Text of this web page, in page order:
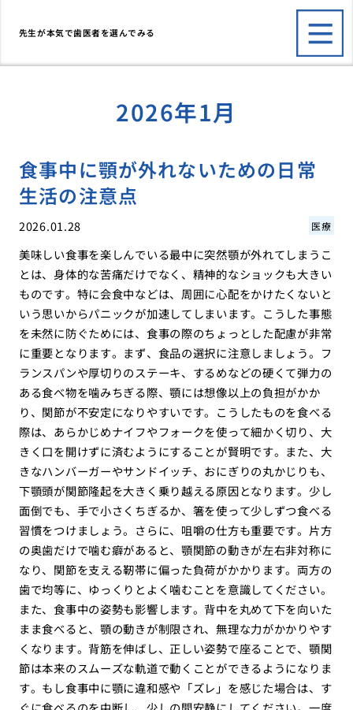
先生が本気で歯医者を選んでみる
2026年1月
食事中に顎が外れないための日常
生活の注意点
2026.01.28 医療
美味しい食事を楽しんでいる最中に突然顎が外れてしまうこ
とは、身体的な苦痛だけでなく、精神的なショックも大きい
ものです。特に会食中などは、周囲に心配をかけたくないと
いう思いからパニックが加速してしまいます。こうした事態
を未然に防ぐためには、食事の際のちょっとした配慮が非常
に重要となります。まず、食品の選択に注意しましょう。フ
ランスパンや厚切りのステーキ、するめなどの硬くて弾力の
ある食べ物を噛みちぎる際、顎には想像以上の負担がかか
り、関節が不安定になりやすいです。こうしたものを食べる
際は、あらかじめナイフやフォークを使って細かく切り、大
きく口を開けずに済むようにすることが賢明です。また、大
きなハンバーガーやサンドイッチ、おにぎりの丸かじりも、
下顎頭が関節隆起を大きく乗り越える原因となります。少し
面倒でも、手で小さくちぎるか、箸を使って少しずつ食べる
習慣をつけましょう。さらに、咀嚼の仕方も重要です。片方
の奥歯だけで噛む癖があると、顎関節の動きが左右非対称に
なり、関節を支える靭帯に偏った負荷がかかります。両方の
歯で均等に、ゆっくりとよく噛むことを意識してください。
また、食事中の姿勢も影響します。背中を丸めて下を向いた
まま食べると、顎の動きが制限され、無理な力がかかりやす
くなります。背筋を伸ばし、正しい姿勢で座ることで、顎関
節は本来のスムーズな軌道で動くことができるようになりま
す。もし食事中に顎に違和感や「ズレ」を感じた場合は、す